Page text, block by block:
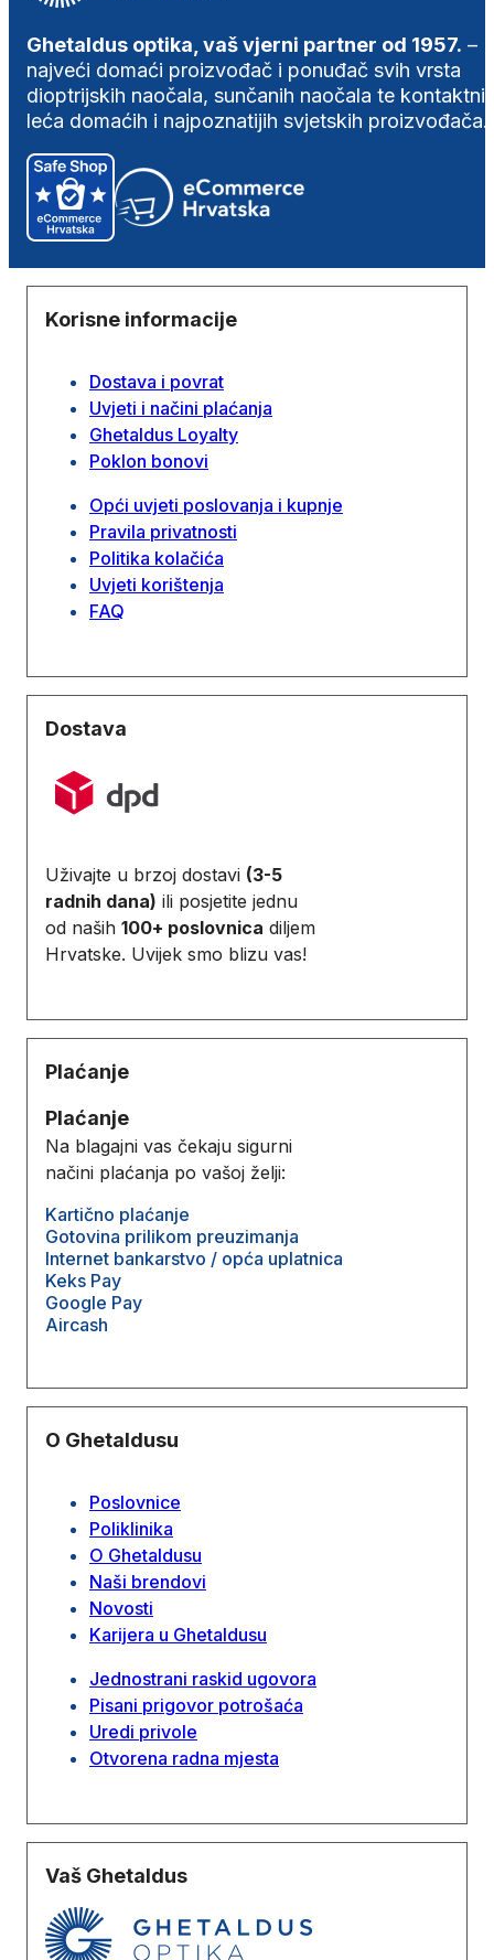
Ghetaldus optika, vaš vjerni partner od 1957. –
najveći domaći proizvođač i ponuđač svih vrsta
dioptrijskih naočala, sunčanih naočala te
leća domaćih i najpoznatijih svjetskih proizvođača.
Korisne informacije
Dostava i povrat
Uvjeti i načini plaćanja
Ghetaldus Loyalty
Poklon bonovi
Opći uvjeti poslovanja i kupnje
Pravila privatnosti
Politika kolačića
Uvjeti korištenja
FAQ
Dostava
Uživajte u brzoj dostavi (3-5
radnih dana) ili posjetite jednu
od naših 100+ poslovnica diljem
Hrvatske. Uvijek smo blizu vas!
Plaćanje
Plaćanje
Na blagajni vas čekaju sigurni
načini plaćanja po vašoj želji:
Kartično plaćanje
Gotovina prilikom preuzimanja
Internet bankarstvo / opća uplatnica
Keks Pay
Google Pay
Aircash
O Ghetaldusu
Poslovnice
Poliklinika
O Ghetaldusu
Naši brendovi
Novosti
Karijera u Ghetaldusu
Jednostrani raskid ugovora
Pisani prigovor potrošaća
Uredi privole
Otvorena radna mjesta
Vaš Ghetaldus